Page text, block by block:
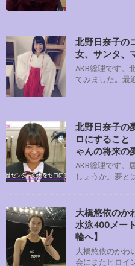
北野日奈子の
女、サンタ、
AKB総理です。
てみました。最
北野日奈子の
ロにすること
ゃんの将来の
AKB総理です。
しょうか。夢と
大橋悠依のか
水泳400メー
輪へ】
大橋悠依のかわ
会にまたヒロイ